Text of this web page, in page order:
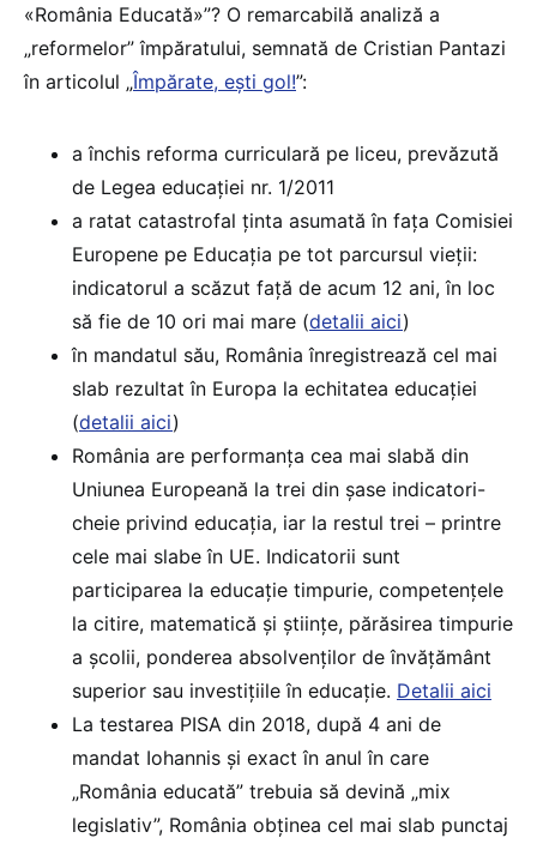
«România Educată»”? O remarcabilă analiză a
„reformelor” împăratului, semnată de Cristian Pantazi
în articolul „Împărate, ești gol!”:
a închis reforma curriculară pe liceu, prevăzută
de Legea educației nr. 1/2011
a ratat catastrofal ținta asumată în fața Comisiei
Europene pe Educația pe tot parcursul vieții:
indicatorul a scăzut față de acum 12 ani, în loc
să fie de 10 ori mai mare (detalii aici)
în mandatul său, România înregistrează cel mai
slab rezultat în Europa la echitatea educației
(detalii aici)
România are performanța cea mai slabă din
Uniunea Europeană la trei din șase indicatori-
cheie privind educația, iar la restul trei – printre
cele mai slabe în UE. Indicatorii sunt
participarea la educație timpurie, competențele
la citire, matematică și științe, părăsirea timpurie
a școlii, ponderea absolvenților de învățământ
superior sau investițiile în educație. Detalii aici
La testarea PISA din 2018, după 4 ani de
mandat Iohannis și exact în anul în care
„România educată” trebuia să devină „mix
legislativ”, România obținea cel mai slab punctaj